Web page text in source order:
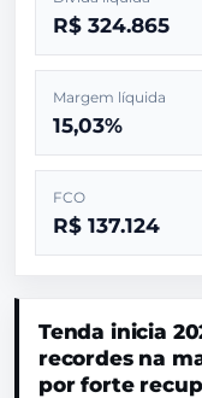
R$ 324.865
Margem líquida
15,03%
FCO
R$ 137.124
Tenda inicia
recordes na
por forte